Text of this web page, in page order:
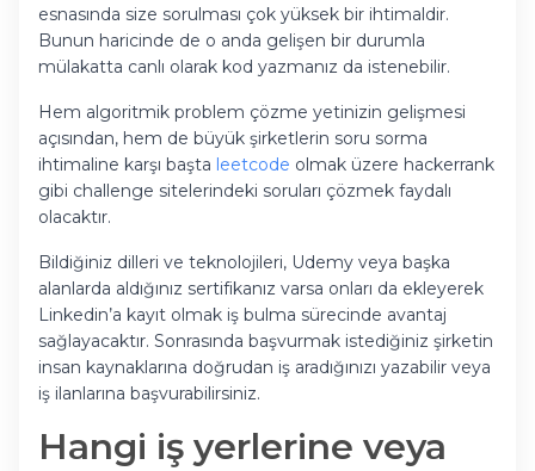
esnasında size sorulması çok yüksek bir ihtimaldir.
Bunun haricinde de o anda gelişen bir durumla
mülakatta canlı olarak kod yazmanız da istenebilir.
Hem algoritmik problem çözme yetinizin gelişmesi
açısından, hem de büyük şirketlerin soru sorma
ihtimaline karşı başta leetcode olmak üzere hackerrank
gibi challenge sitelerindeki soruları çözmek faydalı
olacaktır.
Bildiğiniz dilleri ve teknolojileri, Udemy veya başka
alanlarda aldığınız sertifikanız varsa onları da ekleyerek
Linkedin’a kayıt olmak iş bulma sürecinde avantaj
sağlayacaktır. Sonrasında başvurmak istediğiniz şirketin
insan kaynaklarına doğrudan iş aradığınızı yazabilir veya
iş ilanlarına başvurabilirsiniz.
Hangi iş yerlerine veya